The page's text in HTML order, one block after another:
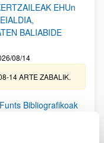
EHUn
BALIABIDE
08/14
14 ARTE ZABALIK.
Bibliografikoak